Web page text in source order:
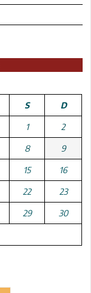
S D
1 2
8 9
15 16
22 23
29 30